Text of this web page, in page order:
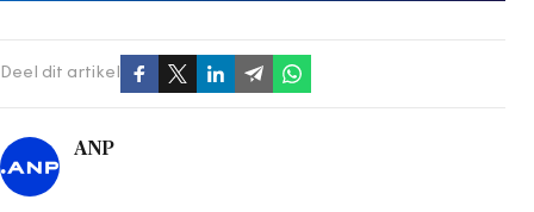
Deel dit artikel
ANP